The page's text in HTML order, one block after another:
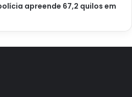
apreende 67,2 quilos em